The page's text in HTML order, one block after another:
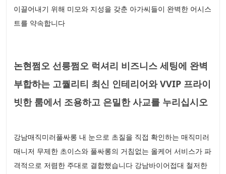
이끌어내기 위해 미모와 지성을 갖춘 아가씨들이 완벽한 어시스
트를 약속합니다
논현쩜오 선릉쩜오 럭셔리 비즈니스 세팅에 완벽
부합하는 고퀄리티 최신 인테리어와 VVIP 프라이
빗한 룸에서 조용하고 은밀한 사교를 누리십시오
강남매직미러풀싸롱 내 눈으로 초질을 직접 확인하는 매직미러
매니저 무제한 초이스와 풀싸롱의 거침없는 올케어 서비스가 파
격적으로 저렴한 주대로 결합했습니다 강남바이어접대 철저한